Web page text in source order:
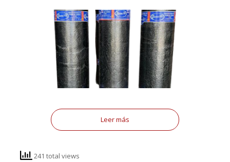
Leer más
241 total views